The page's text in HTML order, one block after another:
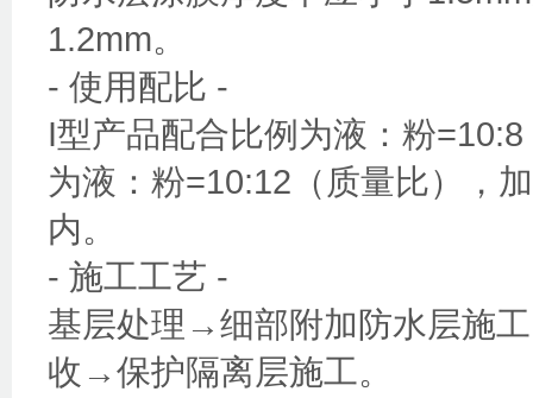
1.2mm。
- 使用配比 -
I型产品配合比例为液：粉
为液：粉=10:12（质量比），
内。
- 施工工艺 -
基层处理→细部附加防水层施
收→保护隔离层施工。